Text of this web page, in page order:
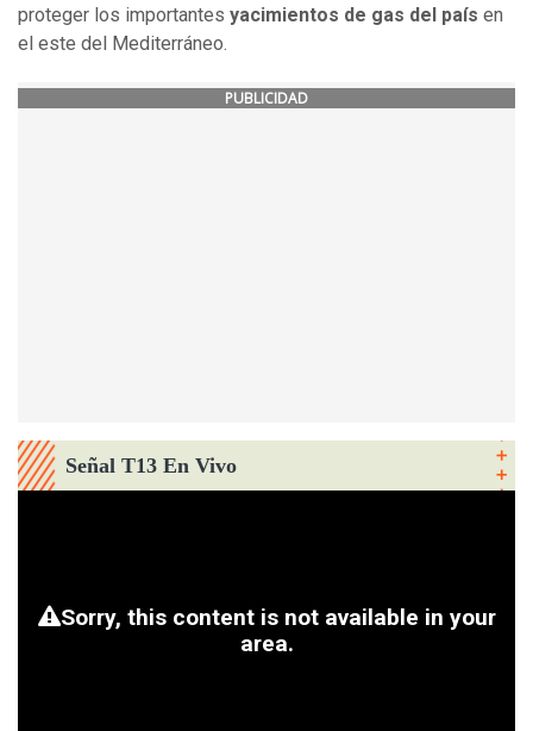
proteger los importantes yacimientos de gas del país en
el este del Mediterráneo.
PUBLICIDAD
Señal T13 En Vivo